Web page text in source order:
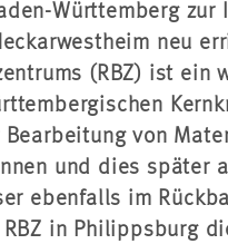
Württemberg
neu
(RBZ) ist ein
von
und dies später
ebenfalls im
in Philippsburg